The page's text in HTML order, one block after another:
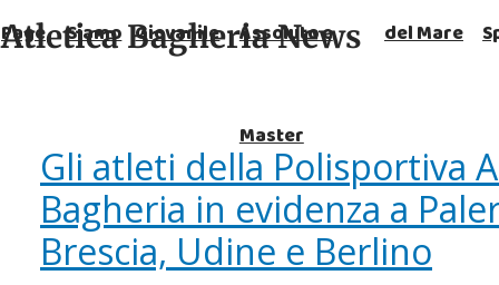
Page Siamo Giovanile Assoluto e
Master
del Mare
Atletica Bagheria News
Gli atleti della Polisportiva
Bagheria in evidenza a
Brescia, Udine e Berlino